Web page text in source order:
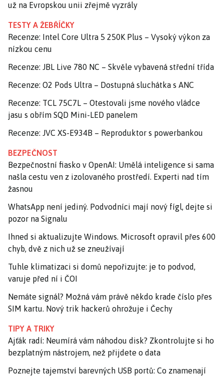
už na Evropskou unii zřejmě vyzrály
TESTY A ŽEBŘÍČKY
Recenze: Intel Core Ultra 5 250K Plus – Vysoký výkon za
nízkou cenu
Recenze: JBL Live 780 NC – Skvěle vybavená střední třída
Recenze: O2 Pods Ultra – Dostupná sluchátka s ANC
Recenze: TCL 75C7L – Otestovali jsme nového vládce
jasu s obřím SQD Mini-LED panelem
Recenze: JVC XS-E934B – Reproduktor s powerbankou
BEZPEČNOST
Bezpečnostní fiasko v OpenAI: Umělá inteligence si sama
našla cestu ven z izolovaného prostředí. Experti nad tím
žasnou
WhatsApp není jediný. Podvodníci mají nový fígl, dejte si
pozor na Signalu
Ihned si aktualizujte Windows. Microsoft opravil přes 600
chyb, dvě z nich už se zneužívají
Tuhle klimatizaci si domů nepořizujte: je to podvod,
varuje před ní i ČOI
Nemáte signál? Možná vám právě někdo krade číslo přes
SIM kartu. Nový trik hackerů ohrožuje i Čechy
TIPY A TRIKY
Ajťák radí: Neumírá vám náhodou disk? Zkontrolujte si ho
bezplatným nástrojem, než přijdete o data
Poznejte tajemství barevných USB portů: Co znamenají